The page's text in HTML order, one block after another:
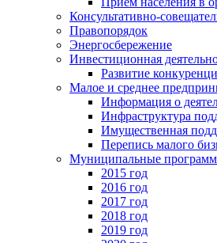
Консультативно-
Правопорядок
Энергосбережение
Инвестиционная
Развитие
Малое и среднее
Информация о
Инфраструктура
Имущественная
Перепись малого
Муниципальные
2015 год
2016 год
2017 год
2018 год
2019 год